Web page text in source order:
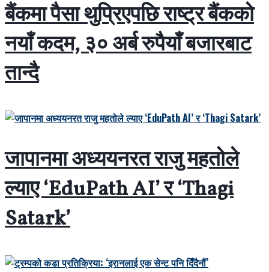
बैंकमा पैसा थुप्रिएपछि राष्ट्र बैंकको
नयाँ कदम, ३० अर्ब रुपैयाँ बजारबाट
तान्दै
जापानमा अध्ययनरत राजु महतोले
ल्याए ‘EduPath AI’ र ‘Thagi
Satark’